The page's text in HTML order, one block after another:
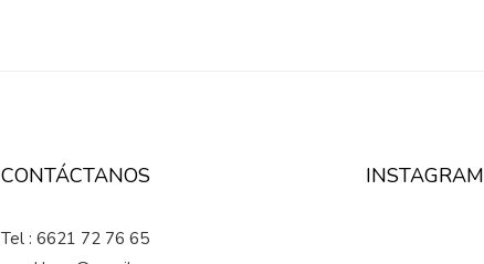
CONTÁCTANOS
Tel : 6621 72 76 65
INSTAGRAM